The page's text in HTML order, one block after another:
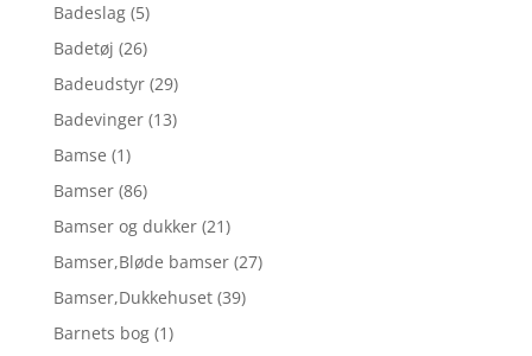
Badeslag (5)
Badetøj (26)
Badeudstyr (29)
Badevinger (13)
Bamse (1)
Bamser (86)
Bamser og dukker (21)
Bamser,Bløde bamser (27)
Bamser,Dukkehuset (39)
Barnets bog (1)